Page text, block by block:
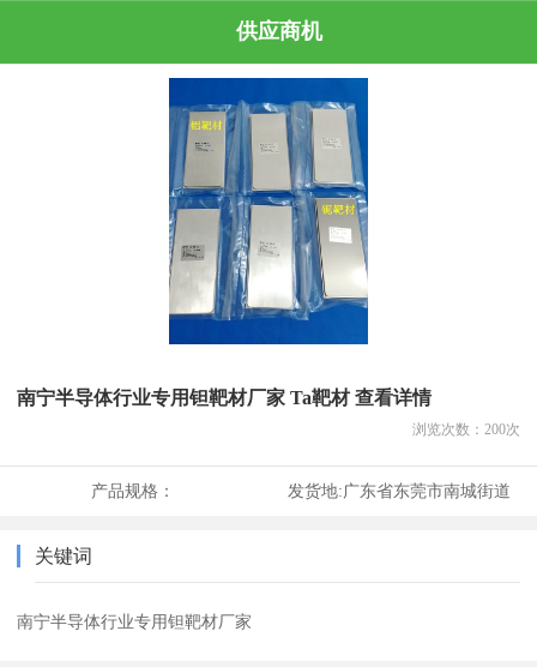
供应商机
南宁半导体行业专用钽靶材厂家 Ta靶材 查看详情
浏览次数： 200次
产品规格： 发货地:广东省东莞市南城街道
关键词
南宁半导体行业专用钽靶材厂家